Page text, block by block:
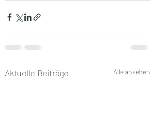
Aktuelle Beiträge Alle ansehen